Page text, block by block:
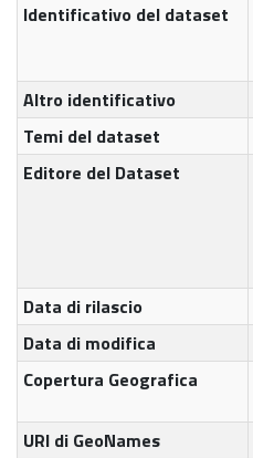
Identificativo del dataset
Altro identificativo
Temi del dataset
Editore del Dataset
Data di rilascio
Data di modifica
Copertura Geografica
URI di GeoNames